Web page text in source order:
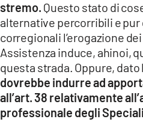
stremo. Questo stato di
alternative percorribili e pur
corregionali l’erogazione
Assistenza induce, ahinoi,
questa strada. Oppure,
dovrebbe indurre ad
all’art. 38 relativamente
professionale degli